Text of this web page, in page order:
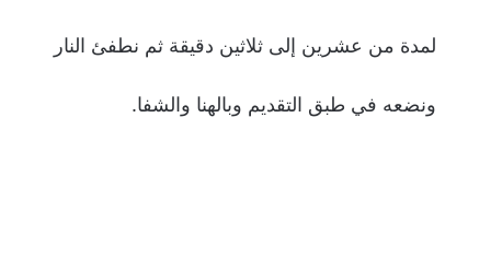
لمدة من عشرين إلى ثلاثين دقيقة ثم نطفئ النار
ونضعه في طبق التقديم وبالهنا والشفا.